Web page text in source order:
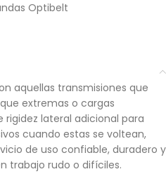
Optibelt
aquellas transmisiones que
extremas o cargas
lateral adicional para
cuando estas se voltean,
de uso confiable, duradero y
trabajo rudo o difíciles.